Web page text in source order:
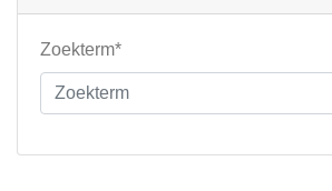
Zoekterm*